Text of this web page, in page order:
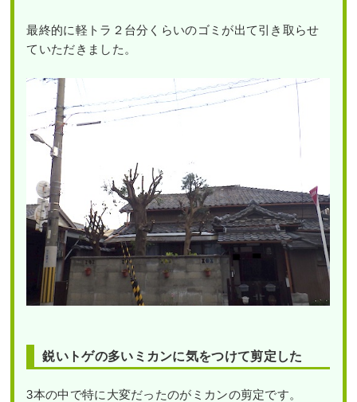
最終的に軽トラ２台分くらいのゴミが出て引き取らせ
ていただきました。
鋭いトゲの多いミカンに気をつけて剪定した
3本の中で特に大変だったのがミカンの剪定です。